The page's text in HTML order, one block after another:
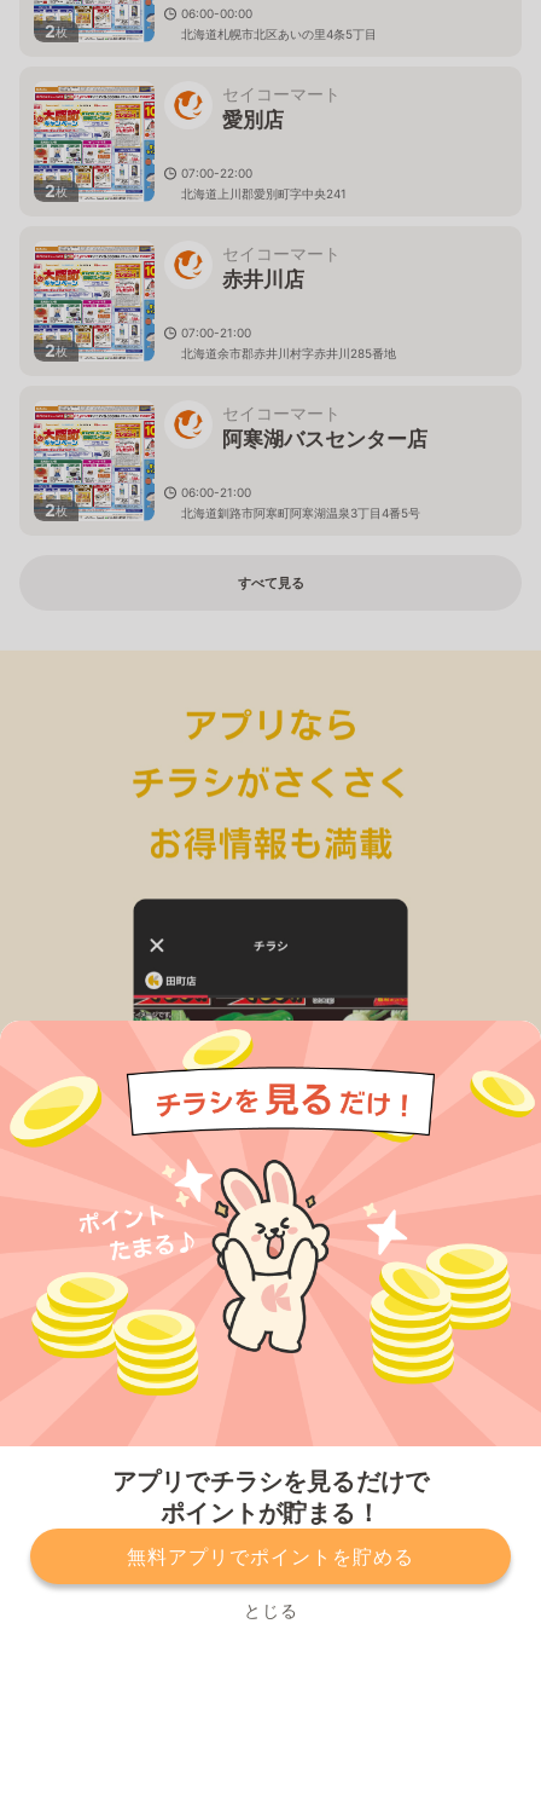
アプリでチラシを見るだけで
ポイントが貯まる！
無料アプリでポイントを貯める
とじる
2枚
06:00-00:00
北海道札幌市北区あいの里4条5丁目
2枚
セイコーマート
愛別店
07:00-22:00
北海道上川郡愛別町字中央241
2枚
セイコーマート
赤井川店
07:00-21:00
北海道余市郡赤井川村字赤井川285番地
2枚
セイコーマート
阿寒湖バスセンター店
06:00-21:00
北海道釧路市阿寒町阿寒湖温泉3丁目4番5号
すべて見る
プライバシーポリシー 利用規約
運営会社
サービスに関してのお問い合わせ